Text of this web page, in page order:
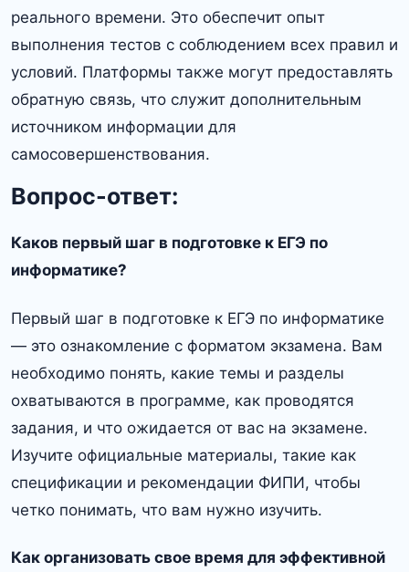
реального времени. Это обеспечит опыт
выполнения тестов с соблюдением всех правил и
условий. Платформы также могут предоставлять
обратную связь, что служит дополнительным
источником информации для
самосовершенствования.
Вопрос-ответ:
Каков первый шаг в подготовке к ЕГЭ по
информатике?
Первый шаг в подготовке к ЕГЭ по информатике
— это ознакомление с форматом экзамена. Вам
необходимо понять, какие темы и разделы
охватываются в программе, как проводятся
задания, и что ожидается от вас на экзамене.
Изучите официальные материалы, такие как
спецификации и рекомендации ФИПИ, чтобы
четко понимать, что вам нужно изучить.
Как организовать свое время для эффективной